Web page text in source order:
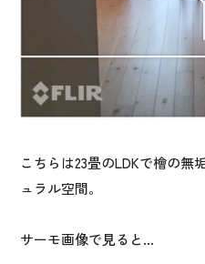
こちらは23畳のLDKで檜の無
ュラル空間。
サーモ画像で見ると…